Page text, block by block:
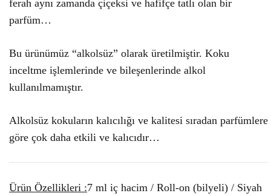
ferah aynı zamanda çiçeksi ve hafifçe tatlı olan bir
parfüm…
Bu ürünümüz “alkolsüz” olarak üretilmiştir. Koku
inceltme işlemlerinde ve bileşenlerinde alkol
kullanılmamıştır.
Alkolsüz kokuların kalıcılığı ve kalitesi sıradan parfümlere
göre çok daha etkili ve kalıcıdır…
Ürün Özellikleri :7 ml iç hacim / Roll-on (bilyeli) / Siyah